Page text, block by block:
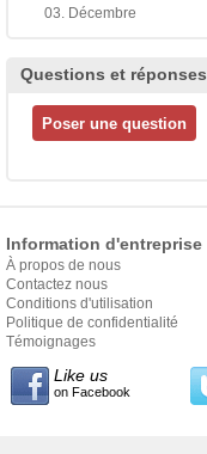
03. Décembre
Questions et réponses
Information d'entreprise
À propos de nous
Contactez nous
Conditions d'utilisation
Politique de confidentialité
Témoignages
Like us
on Facebook